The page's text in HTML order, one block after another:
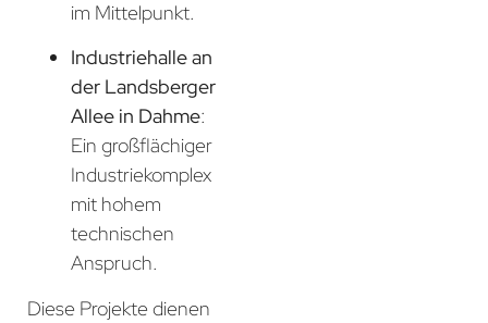
im Mittelpunkt.
Industriehalle an
der Landsberger
Allee in Dahme:
Ein großflächiger
Industriekomplex
mit hohem
technischen
Anspruch.
Diese Projekte dienen